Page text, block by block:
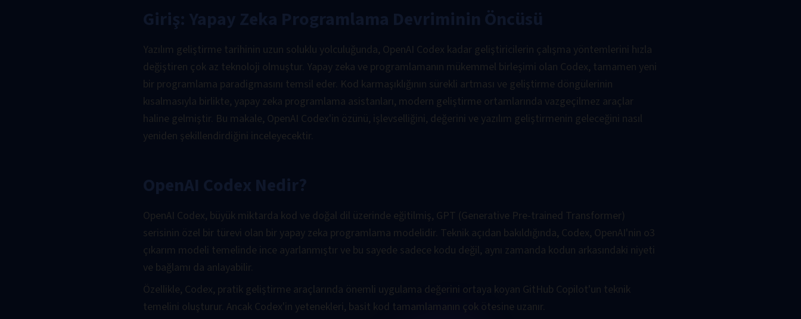
Giriş: Yapay Zeka Programlama Devriminin Öncüsü
Yazılım geliştirme tarihinin uzun soluklu yolculuğunda, OpenAI Codex kadar geliştiricilerin çalışma yöntemlerini hızla
değiştiren çok az teknoloji olmuştur. Yapay zeka ve programlamanın mükemmel birleşimi olan Codex, tamamen yeni
bir programlama paradigmasını temsil eder. Kod karmaşıklığının sürekli artması ve geliştirme döngülerinin
kısalmasıyla birlikte, yapay zeka programlama asistanları, modern geliştirme ortamlarında vazgeçilmez araçlar
haline gelmiştir. Bu makale, OpenAI Codex'in özünü, işlevselliğini, değerini ve yazılım geliştirmenin geleceğini nasıl
yeniden şekillendirdiğini inceleyecektir.
OpenAI Codex Nedir?
OpenAI Codex, büyük miktarda kod ve doğal dil üzerinde eğitilmiş, GPT (Generative Pre-trained Transformer)
serisinin özel bir türevi olan bir yapay zeka programlama modelidir. Teknik açıdan bakıldığında, Codex, OpenAI'nin o3
çıkarım modeli temelinde ince ayarlanmıştır ve bu sayede sadece kodu değil, aynı zamanda kodun arkasındaki niyeti
ve bağlamı da anlayabilir.
Özellikle, Codex, pratik geliştirme araçlarında önemli uygulama değerini ortaya koyan GitHub Copilot'un teknik
temelini oluşturur. Ancak Codex'in yetenekleri, basit kod tamamlamanın çok ötesine uzanır.